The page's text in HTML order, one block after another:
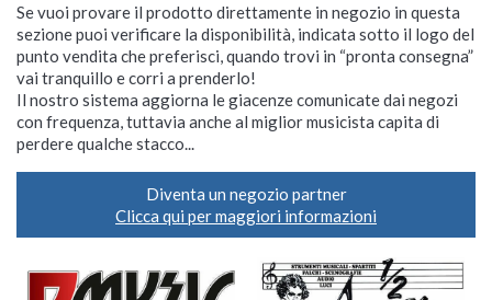
Se vuoi provare il prodotto direttamente in negozio in questa
sezione puoi verificare la disponibilità, indicata sotto il logo del
punto vendita che preferisci, quando trovi in “pronta consegna”
vai tranquillo e corri a prenderlo!
Il nostro sistema aggiorna le giacenze comunicate dai negozi
con frequenza, tuttavia anche al miglior musicista capita di
perdere qualche stacco...
Diventa un negozio partner
Clicca qui per maggiori informazioni